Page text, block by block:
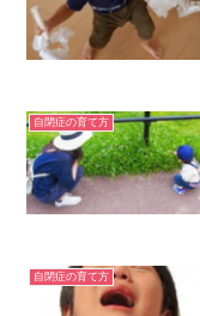
自閉症の育て方
自閉症の育て方